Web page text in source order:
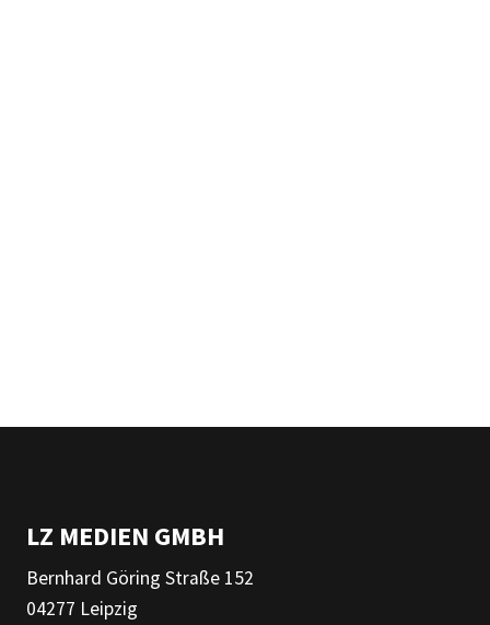
LZ MEDIEN GMBH
Bernhard Göring Straße 152
04277 Leipzig